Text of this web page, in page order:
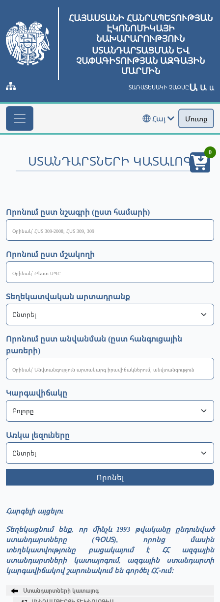
ՀԱՅԱՍՏԱՆԻ ՀԱՆՐԱՊԵՏՈՒԹՅԱՆ
ԷԿՈՆՈՄԻԿԱՅԻ
ՆԱԽԱՐԱՐՈՒԹՅՈՒՆ
ՍՏԱՆԴԱՐՏԱՑՄԱՆ ԵՎ
ՉԱՓԱԳԻՏՈՒԹՅԱՆ ԱԶԳԱՅԻՆ
ՄԱՐՄԻՆ
ՏԱՌԱՏԵՍԱԿԻ ՉԱՓՍԸԱ Ա Ա
Հայ Մուտք
ՍՏԱՆԴԱՐՏՆԵՐԻ ԿԱՏԱԼՈԳ
Որոնում ըստ նշագրի (ըստ համարի)
Որոնում ըստ մշակողի
Տեղեկատվական արտադրանք
Որոնում ըստ անվանման (ըստ հանգուցային
բառերի)
Կարգավիճակը
Առկա լեզուները
Որոնել
Հարգելի այցելու
Տեղեկացնում ենք, որ մինչև 1993 թվականը ընդունված
ստանդարտները (ԳՕՍՏ), որոնց մասին
տեղեկատվությունը բացակայում է ՀՀ ազգային
ստանդարտների կատալոգում, ազգային ստանդարտի
կարգավիճակով շարունակում են գործել ՀՀ-ում։
Ստանդարտների կատալոգ
0